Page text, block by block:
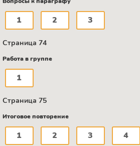
1 2 3
Страница 74
Работа в группе
1
Страница 75
Итоговое повторение
1 2 3 4